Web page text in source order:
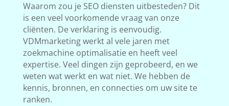
Waarom zou je SEO diensten uitbesteden? Dit
is een veel voorkomende vraag van onze
cliënten. De verklaring is eenvoudig.
VDMmarketing werkt al vele jaren met
zoekmachine optimalisatie en heeft veel
expertise. Veel dingen zijn geprobeerd, en we
weten wat werkt en wat niet. We hebben de
kennis, bronnen, en connecties om uw site te
ranken.